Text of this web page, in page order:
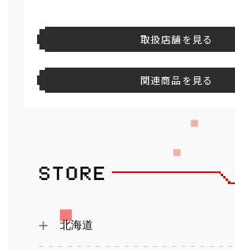
取扱店舗を見る
関連商品を見る
北海道